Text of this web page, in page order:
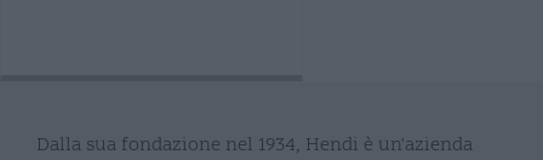
Dalla sua fondazione nel 1934, Hendi è un'azienda